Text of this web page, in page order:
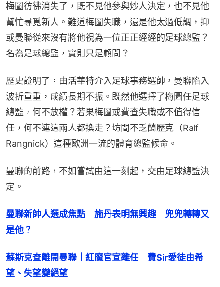
梅圖彷彿消失了，既不見他參與炒人決定，也不見他
幫忙尋覓新人。難道梅圖失職，還是他太過低調，抑
或曼聯從來沒有將他視為一位正正經經的足球總監？
名為足球總監，實則只是顧問？
歷史證明了，由活華特介入足球事務選帥，曼聯陷入
波折重重，成績長期不振。既然他選擇了梅圖任足球
總監，何不放權？若果梅圖或費查失職或不值得信
任，何不連這兩人都換走？坊間不乏蘭歷克（Ralf
Rangnick）這種歐洲一流的體育總監候命。
曼聯的前路，不如嘗試由這一刻起，交由足球總監決
定。
曼聯新帥人選成焦點　施丹表明無興趣　兜兜轉轉又
是他？
蘇斯克查離開曼聯｜紅魔官宣離任　費Sir愛徒由希
望、失望變絕望